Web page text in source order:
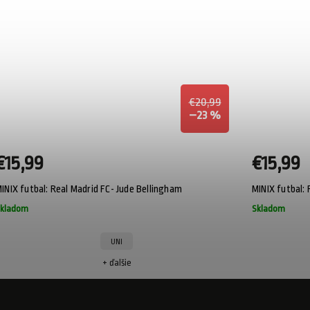
€20,99
–23 %
MINIX futbal: Real Madrid FC- Jude Bellingham
UNI
+ ďalšie
Skladom
€15,99